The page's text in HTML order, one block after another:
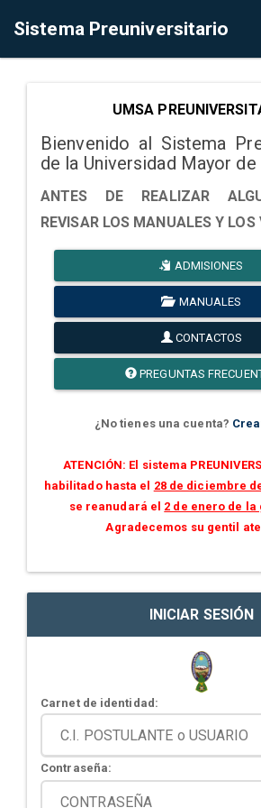
Sistema Preuniversitario
UMSA
Bienvenido al Sistema
de la Universidad Mayor de
ANTES DE REALIZAR
REVISAR LOS MANUALES Y LOS
ADMISIONES
MANUALES
CONTACTOS
PREGUNTAS
¿No tienes una cuenta?
ATENCIÓN: El sistema
habilitado hasta el 28 de diciembre
se reanudará el 2 de enero de la
Agradecemos su gentil
INICIAR SESIÓN
Carnet de identidad:
Contraseña: